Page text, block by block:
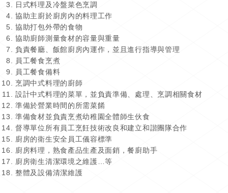
日式料理及冷盤菜色烹調
協助主廚於廚房內的料理工作
協助打包外帶的食物
協助廚師測量食材的容量與重量
負責餐廳、飯館廚房內運作，並且進行指導與管理
員工餐食烹煮
員工餐食備料
烹調中式料理的廚師
設計中式料理的菜單，並負責準備、處理、烹調相關食材
準備於營業時間的所需菜餚
準備食材並負責烹煮幼稚園全體師生伙食
督導單位所有員工烹飪技術改良和建立和諧團隊合作
廚房的衛生安全員工儀容標準
廚房料理，熟食產品生產及面銷，餐廚助手
廚房衛生清潔環境之維護…等
整體及設備清潔維護